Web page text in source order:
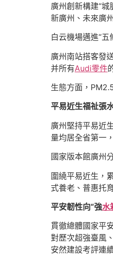
廣州創新構建“
新廣州、未來廣
白云機場邁進“
廣州南站搭客發
并所有Audi零件
生態方面，
平易近生福祉張
廣州堅持平易近
量均居全省第一
國家版本館廣州
圍繞平易近生，
式養老、普惠托
平安韌性向“強水
貫徹總體國家平
對歷次超強臺風
安然建設考評連